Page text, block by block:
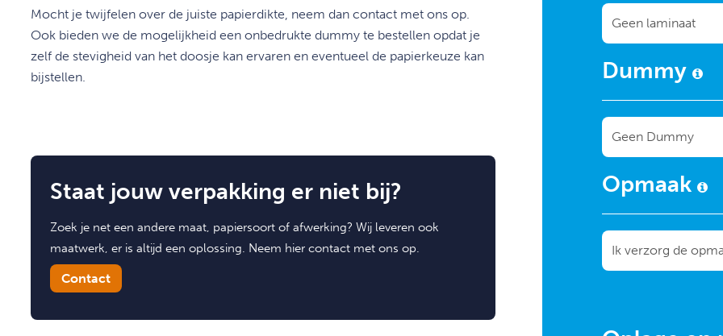
Mocht je twijfelen over de juiste papierdikte, neem dan contact met ons op.
Ook bieden we de mogelijkheid een onbedrukte dummy te bestellen opdat je
zelf de stevigheid van het doosje kan ervaren en eventueel de papierkeuze kan
bijstellen.
Staat jouw verpakking er niet bij?
Zoek je net een andere maat, papiersoort of afwerking? Wij leveren ook
maatwerk, er is altijd een oplossing. Neem hier contact met ons op.
Contact
Dummy
Opmaak